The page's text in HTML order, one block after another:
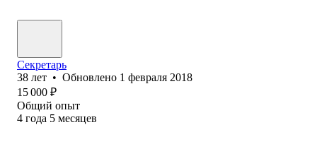
Секретарь
38 лет • Обновлено 1 февраля 2018
15 000 ₽
Общий опыт
4 года 5 месяцев